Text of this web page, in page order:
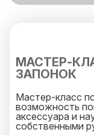
МАСТЕР-
ЗАПОНОК
Мастер-класс
возможность
аксессуара и
собственными